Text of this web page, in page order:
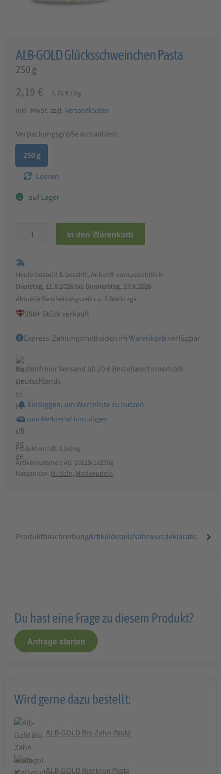
ALB-GOLD Glücksschweinchen Pasta
250 g
2,19 € 8,76 €/kg
inkl. MwSt. zzgl. Versandkosten
Verpackungsgröße auswählen:
250 g
Leeren
auf Lager
GOLD
Pasta
Menge
In den Warenkorb
Heute bestellt & bezahlt, Ankunft voraussichtlich:
Dienstag, 11.8.2026 bis Donnerstag, 13.8.2026
Aktuelle Bearbeitungszeit ca. 2 Werktage
250+Stück verkauft
Express-Zahlungsmethoden imWarenkorb verfügbar
Kostenfreier Versand ab 20 € Bestellwert innerhalb
Deutschlands
Einloggen, um Warteliste zu nutzen
Produkt enthält: 0,250 kg
Artikelnummer: AG-10129-1x250g
Kategorien: Nudeln, Motivnudeln
ProduktbeschreibungArtikeldetailsNährwertdeklaration
Du hast eine Frage zu diesem Produkt?
Anfrage starten
Wird gerne dazu bestellt:
ALB-GOLD Bio Zahn Pasta
ALB-GOLD Bierkrug Pasta